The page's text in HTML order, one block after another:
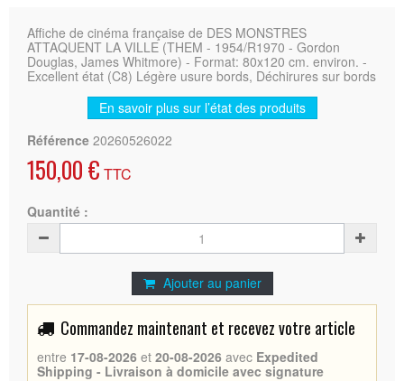
Affiche de cinéma française de DES MONSTRES
ATTAQUENT LA VILLE (THEM - 1954/R1970 - Gordon
Douglas, James Whitmore) - Format: 80x120 cm. environ. -
Excellent état (C8) Légère usure bords, Déchirures sur bords
En savoir plus sur l’état des produits
Référence 20260526022
150,00 € TTC
Quantité :
Ajouter au panier
Commandez maintenant et recevez votre article
entre 17-08-2026 et 20-08-2026 avec Expedited
Shipping - Livraison à domicile avec signature